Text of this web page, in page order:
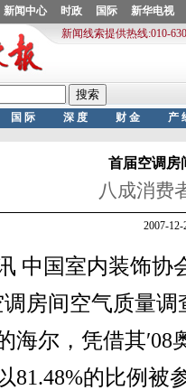
首届空调房
八成消费
2007-
国室内装饰协
调房间空气质量
海尔，凭借其
81.48%的比例被